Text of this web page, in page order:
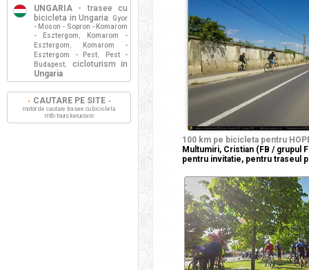
100 km pe bicicleta pentru
Multumiri, Cristian (FB / grupul
pentru invitatie, pentru traseul
UNGARIA - trasee cu
bicicleta in Ungaria: Gyor
- Moson - Sopron - Komarom
- Esztergom ,
Komarom -
Esztergom ,
Komarom -
Esztergom - Pest,
Pest -
Budapest,
cicloturism in
Ungaria
CAUTARE PE SITE
motor de cautare trasee cu bicicleta
mtb-tours.kerucov.ro